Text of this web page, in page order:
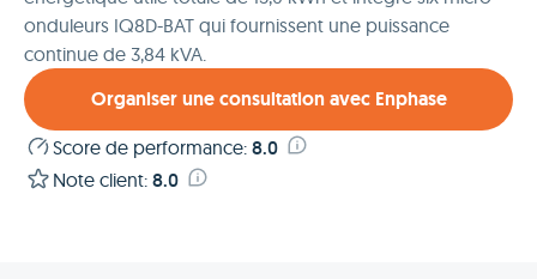
onduleurs IQ8D-BAT qui fournissent une puissance
continue de 3,84 kVA.
Organiser une consultation avec Enphase
Score de performance: 8.0
Note client: 8.0